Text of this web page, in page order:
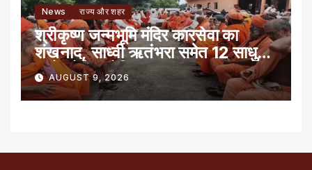
News राज्य और शहर
श्रीकृष्ण जन्मभूमि मंदिर कारसेवा का
शंखनाद, साध्वी ऋतंभरा समेत 12 साधु-
संतों को रेड नोटिस
AUGUST 9, 2026